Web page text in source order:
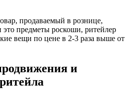
продаваемый в рознице,
это предметы роскоши, ритейлер
вещи по цене в 2-3 раза выше от
и